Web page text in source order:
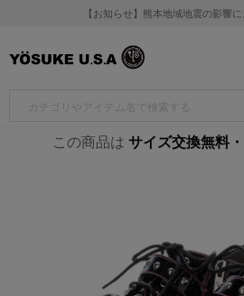
【お知らせ】熊本地域地震の影響
この商品は サイズ交換無料